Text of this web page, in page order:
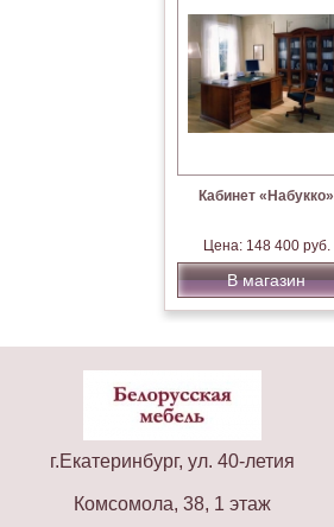
Кабинет «Набукко»
Цена: 148 400 руб.
В магазин
г.Екатеринбург, ул. 40-летия
Комсомола, 38, 1 этаж